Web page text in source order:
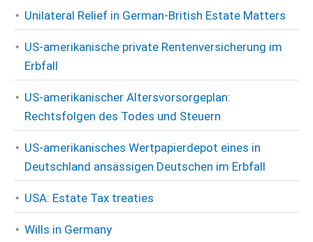
Unilateral Relief in German-British Estate Matters
US-amerikanische private Rentenversicherung im
Erbfall
US-amerikanischer Altersvorsorgeplan:
Rechtsfolgen des Todes und Steuern
US-amerikanisches Wertpapierdepot eines in
Deutschland ansässigen Deutschen im Erbfall
USA: Estate Tax treaties
Wills in Germany